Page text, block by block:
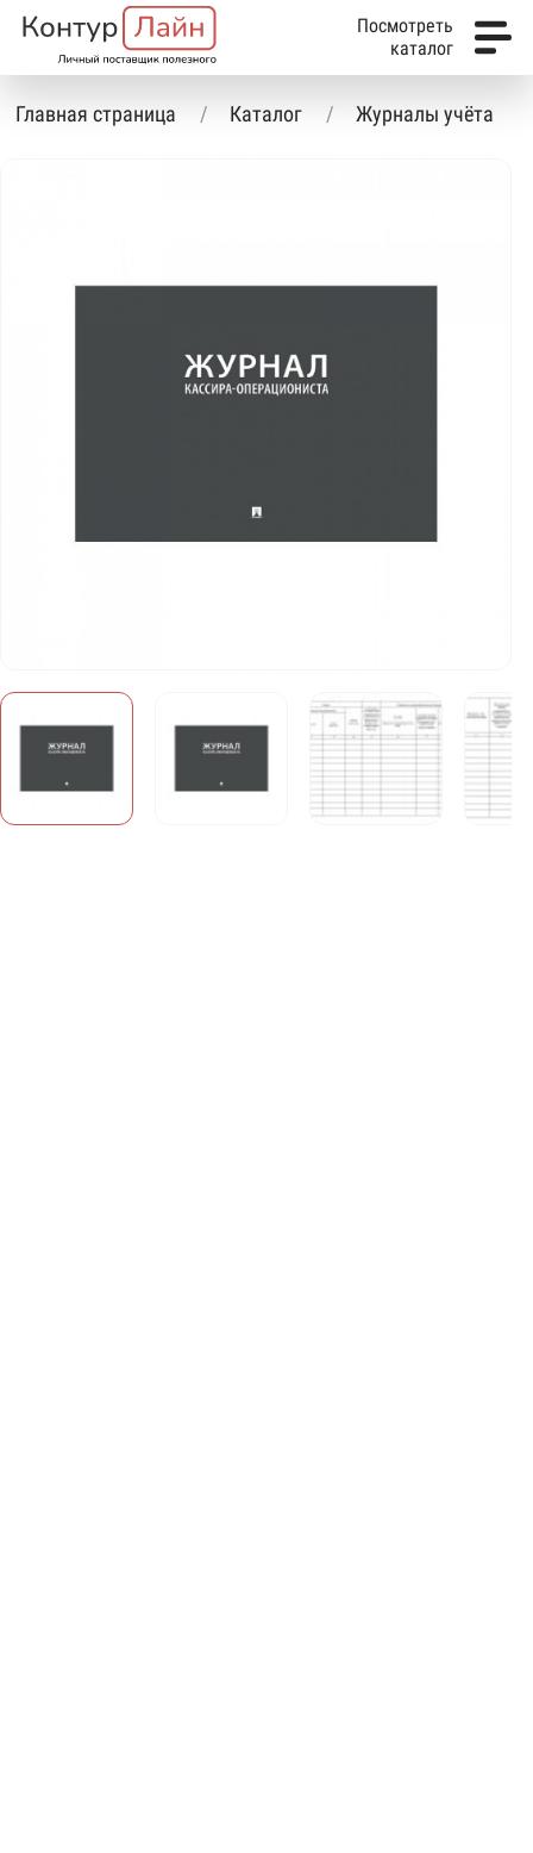
Посмотреть
каталог
Главная страница Каталог Журналы учёта